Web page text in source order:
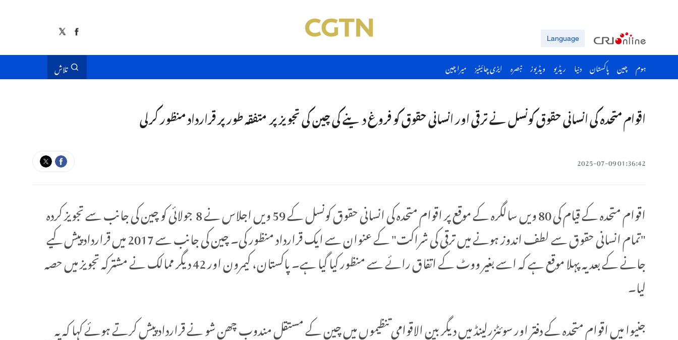
Language
ہوم چین پاکستان دنیا ریڈیو ویڈیوز تبصرہ ایزی چائینیز میرا چین تلاش
اقوام متحدہ کی انسانی حقوق کونسل نے ترقی اور انسانی حقوق کو فروغ دینے کی چین کی تجویز پر متفقہ طور پر قرارداد منظور کرلی
01:36:42 2025-07-09
اقوام متحدہ کے قیام کی 80 ویں سالگرہ کے موقع پر اقوام متحدہ کی انسانی حقوق کونسل کے 59 ویں اجلاس نے 8 جولائی کو چین کی جانب سے تجویز کردہ
"تمام انسانی حقوق سے لطف اندوز ہونے میں ترقی کی شراکت" کے عنوان سے ایک قرارداد منظور کی۔ چین کی جانب سے 2017 میں قرارداد پیش کیے
جانے کے بعد یہ پہلا موقع ہے کہ اسے بغیر ووٹ کے اتفاق رائے سے منظور کیا گیا ہے۔ پاکستان، کیمرون اور 42 دیگر ممالک نے مشترکہ تجویز میں حصہ
لیا۔
جنیوا میں اقوام متحدہ کے دفتر اور سوئٹزرلینڈ میں دیگر بین الاقوامی تنظیموں میں چین کے مستقل مندوب چھن شو نے قرارداد پیش کرتے ہوئے کہا کہ یہ